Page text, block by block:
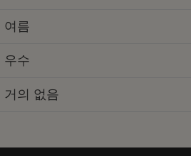
여름
우수
거의 없음